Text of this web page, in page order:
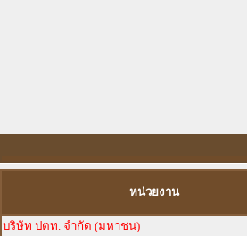
หน่วยงาน
บริษัท ปตท. จำกัด (มหาชน)